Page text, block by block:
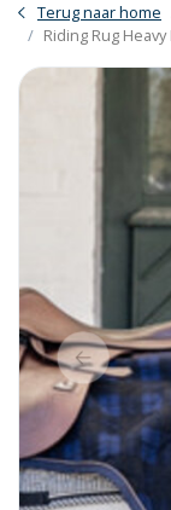
Terug naar home
Riding Rug